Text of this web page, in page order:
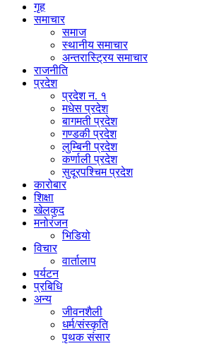
गृह
समाचार
समाज
स्थानीय समाचार
अन्तरास्ट्रिय समाचार
राजनीति
प्रदेश
प्रदेश न. १
मधेस प्रदेश
बागमती प्रदेश
गण्डकी प्रदेश
लुम्बिनी प्रदेश
कर्णाली प्रदेश
सुदूरपश्चिम प्रदेश
कारोबार
शिक्षा
खेलकुद
मनोरंजन
भिडियो
विचार
वार्तालाप
पर्यटन
प्रबिधि
अन्य
जीवनशैली
धर्म/संस्कृति
पृथक संसार